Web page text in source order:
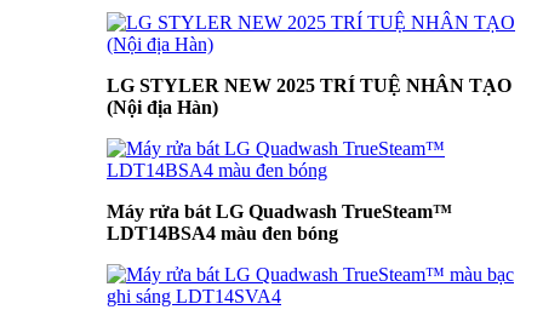
LG STYLER NEW 2025 TRÍ TUỆ NHÂN TẠO
(Nội địa Hàn)
Máy rửa bát LG Quadwash TrueSteam™
LDT14BSA4 màu đen bóng